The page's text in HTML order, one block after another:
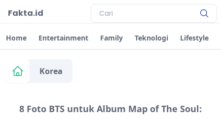
Fakta.id
Home Entertainment Family Teknologi Lifestyle
Korea
8 Foto BTS untuk Album Map of The Soul: